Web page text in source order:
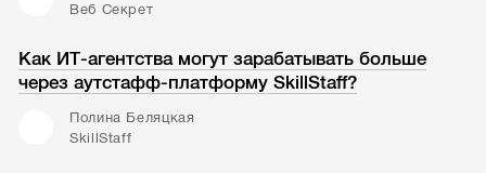
Веб Секрет
Как ИТ-агентства могут зарабатывать больше
через аутстафф-платформу SkillStaff?
Полина Беляцкая
SkillStaff